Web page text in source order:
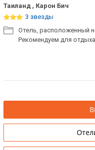
Таиланд , Карон Бич
3 звезды
Отель, расположенный
Рекомендуем для